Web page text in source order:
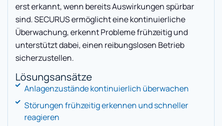
erst erkannt, wenn bereits Auswirkungen spürbar
sind. SECURUS ermöglicht eine kontinuierliche
Überwachung, erkennt Probleme frühzeitig und
unterstützt dabei, einen reibungslosen Betrieb
sicherzustellen.
Lösungsansätze
Anlagenzustände kontinuierlich überwachen
Störungen frühzeitig erkennen und schneller
reagieren